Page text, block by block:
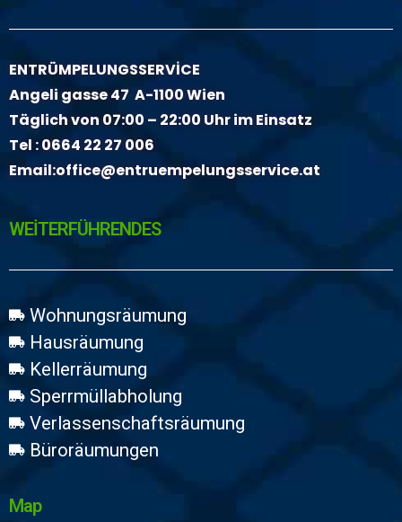
ENTRÜMPELUNGSSERVİCE
Angeli gasse 47 A-1100 Wien
Täglich von 07:00 – 22:00 Uhr im Einsatz
Tel :0664 22 27 006
Email:office@entruempelungsservice.at
WEİTERFÜHRENDES
Wohnungsräumung
Hausräumung
Kellerräumung
Sperrmüllabholung
Verlassenschaftsräumung
Büroräumungen
Map